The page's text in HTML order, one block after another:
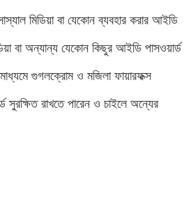
মিডিয়া বা যেকোন ব্যবহার করার আইডি
বা অন্যান্য যেকোন কিছুর আইডি পাসওয়ার্ড
গুগলক্রোম ও মজিলা ফায়ারফক্স
সুরক্ষিত রাখতে পারেন ও চাইলে অন্যের